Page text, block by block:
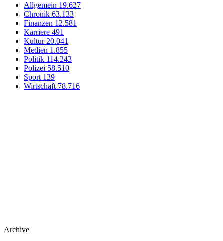
Allgemein 19.627
Chronik 63.133
Finanzen 12.581
Karriere 491
Kultur 20.041
Medien 1.855
Politik 114.243
Polizei 58.510
Sport 139
Wirtschaft 78.716
Archive